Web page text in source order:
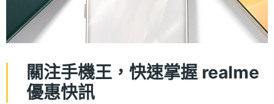
關注手機王，快速掌握 realme
優惠快訊